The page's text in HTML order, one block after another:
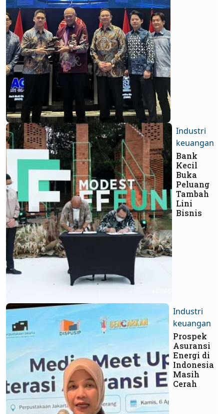
Industri
keuangan
Bank
Kecil
Buka
Peluang
Tambah
Lini
Bisnis
Industri
keuangan
Prospek
Asuransi
Energi di
Indonesia
Masih
Cerah